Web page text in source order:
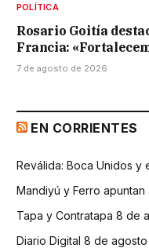
POLÍTICA
Rosario Goitía
Francia:
7 de agosto de 2026
EN CORRIENTES
Reválida: Boca Unidos
Mandiyú y Ferro
Tapa y Contratapa 8 de
Diario Digital 8 de